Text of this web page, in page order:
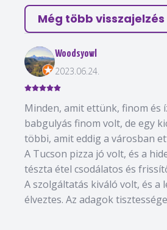
Még több visszajelzés
Woodsyowl
2023.06.24.
Minden, amit ettünk, finom és
babgulyás finom volt, de egy
többi, amit eddig a városban
A Tucson pizza jó volt, és a
tészta étel csodálatos és
A szolgáltatás kiváló volt, és a
élveztes. Az adagok